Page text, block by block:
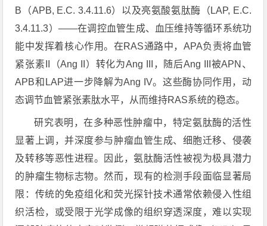
B（APB, E.C. 3.4.11.6）以及亮氨酸氨肽酶 （LAP, E.C.
3.4.11.3）——在调控血管生成、血压维持等循环系统功
能中发挥着核心作用。在RAS通路中，APA负责将血管
紧张素II（Ang II）转化为Ang III，随后Ang III被APN、
APB和 LAP进一步降解为Ang IV。这些酶协同作用，动
态调节血管紧张素肽水平，从而维持RAS系统的稳态。
研究表明，在多种恶性肿瘤中，特定氨肽酶的活性
显著上调，并深度参与肿瘤血管生成、细胞迁移、侵袭
及转移等恶性进程。因此，氨肽酶活性被视为极具潜力
的肿瘤生物标志物。然而，现有的检测手段面临显著局
限：传统的免疫组化和荧光探针技术通常依赖侵入性组
织活检，或受限于光学成像的组织穿透深度，难以实现